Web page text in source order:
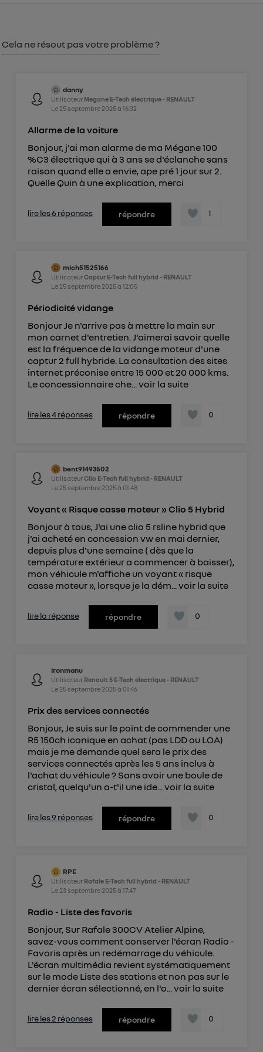
Cela ne résout pas votre problème ?
danny
Utilisateur Megane E-Tech électrique - RENAULT
Le 25 septembre 2025à 16:32
Allarme de la voiture
Bonjour, j'ai mon alarme de ma Mégane 100
%C3 électrique qui à 3 ans se d'éclanche sans
raison quand elle a envie, ape pré 1 jour sur 2.
Quelle Quin à une explication, merci
lire les 6 réponses répondre 1
mich51525166
UtilisateurCaptur E-Tech full hybrid - RENAULT
Le 25 septembre 2025à 12:05
Périodicité vidange
Bonjour Je n'arrive pas à mettre la main sur
mon carnet d'entretien. J'aimerai savoir quelle
est la fréquence de la vidange moteur d'une
captur 2 full hybride. La consultation des sites
internet préconise entre 15 000 et 20 000 kms.
Le concessionnaire che... voir la suite
lire les 4 réponses répondre 0
bent91493502
UtilisateurClio E-Tech full hybrid - RENAULT
Le 25 septembre 2025à 01:48
Voyant « Risque casse moteur » Clio 5 Hybrid
Bonjour à tous, J'ai une clio 5 rsline hybrid que
j'ai acheté en concession vw en mai dernier,
depuis plus d'une semaine ( dès que la
température extérieur a commencer à baisser),
mon véhicule m'affiche un voyant « risque
casse moteur », lorsque je la dém... voir la suite
lire la réponse répondre 0
ironmanu
Utilisateur Renault 5 E-Tech électrique - RENAULT
Le 25 septembre 2025à 01:46
Prix des services connectés
Bonjour, Je suis sur le point de commender une
R5 150ch iconique en achat (pas LDD ou LOA)
mais je me demande quel sera le prix des
services connectés après les 5 ans inclus à
l'achat du véhicule ? Sans avoir une boule de
cristal, quelqu'un a-t'il une ide... voir la suite
lire les 9 réponses répondre 0
RPE
Utilisateur Rafale E-Tech full hybrid - RENAULT
Le 23 septembre 2025à 17:47
Radio - Liste des favoris
Bonjour, Sur Rafale 300CV Atelier Alpine,
savez-vous comment conserver l'écran Radio -
Favoris après un redémarrage du véhicule.
L'écran multimédia revient systématiquement
sur le mode Liste des stations et non pas sur le
dernier écran sélectionné, en l'o...voir la suite
lire les 2 réponses répondre 0
Politique d'information sur les données